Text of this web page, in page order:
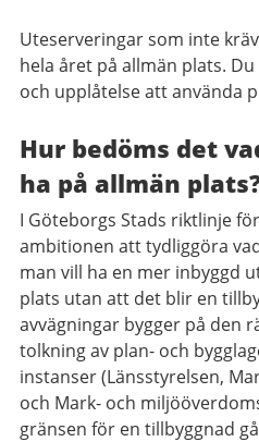
Uteserveringar som inte
hela året på allmän plats.
och upplåtelse att använda
Hur bedöms det
ha på allmän
I Göteborgs Stads riktlinje
ambitionen att tydliggöra
man vill ha en mer inbyggd
plats utan att det blir en
avvägningar bygger på den
tolkning av plan- och
instanser (Länsstyrelsen,
och Mark- och
gränsen för en tillbyggnad